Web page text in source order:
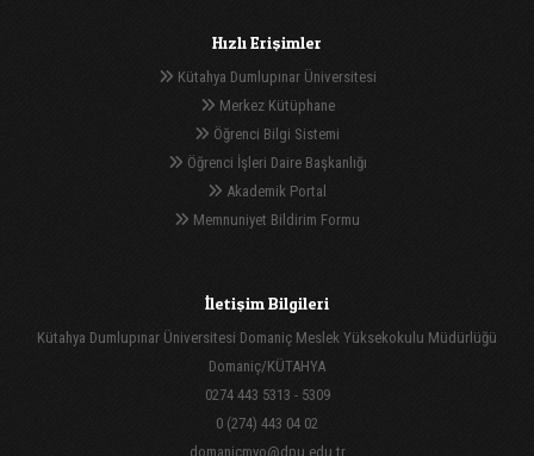
Hızlı Erişimler
Kütahya Dumlupınar Üniversitesi
Merkez Kütüphane
Öğrenci Bilgi Sistemi
Öğrenci İşleri Daire Başkanlığı
Akademik Portal
Memnuniyet Bildirim Formu
İletişim Bilgileri
Kütahya Dumlupınar Üniversitesi Domaniç Meslek Yüksekokulu Müdürlüğü
Domaniç/KÜTAHYA
0274 443 5313 - 5309
0 (274) 443 04 02
domanicmyo@dpu.edu.tr